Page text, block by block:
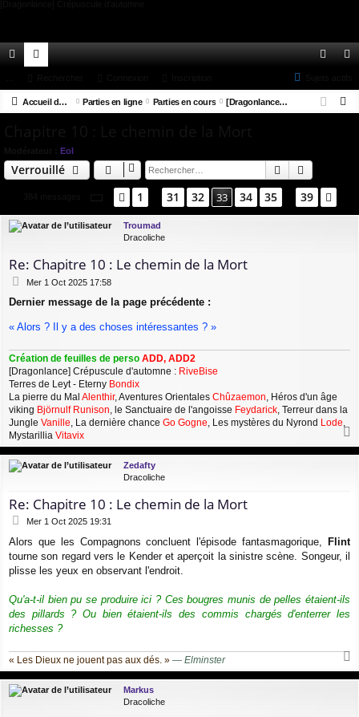
co u ne cri
Accueil du forum Parties en ligne Parties en cours [Dragonlance] Crépuscule d'automne
Eol
Verrouillé Rechercher
Page 33 sur39
Précédent
1 31 32 33 34 35 39
Troumad
Dracoliche
Re: Chapitre 10 : Le chemin de la Mort
M
s
a
e
Mer 1 Oct 2025 17:58
Dernier message de la page précédente :
« Alors ? Il y a des choses intéressantes ? »
Création de feuilles de perso ADD, ADD2
[Dragonlance] Crépuscule d'automne : RiveBise
Terres de Leyt - Eterny Bondix
La pierre du Mal Alenthir, Aventures Orientales Chûzaemon, Héros d'un âge
viking Björnulf Runison, le Sanctuaire de l'angoisse Feydarick, Terreur dans la
Jungle Vanille, La dernière chance Go Gogne, Les mystères du Nyrond Lode,
Mystarillia Vitavix
a
u
Zedafty
Dracoliche
Re: Chapitre 10 : Le chemin de la Mort
M
s
s
a
Mer 1 Oct 2025 19:31
Alors que les Compagnons concluent l'épisode fantasmagorique, Flint
tourne son regard vers le Kender et aperçoit la sinistre scène. Songeur, il
plisse les yeux en observant l'endroit.
Qu'a-t-il bien pu se produire ici ? Ces bougres munis de pelles étaient-ils
des pillards ? Ou bien étaient-ils des commis chargés d'enterrer les
richesses ?
« Les Dieux ne jouent pas aux dés. » — Elminster
a
u
Markus
Dracoliche